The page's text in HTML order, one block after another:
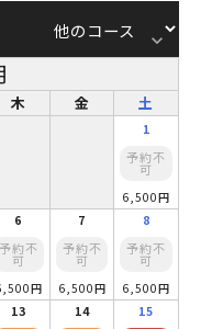
keyboard_arrow_down
木 金 土
1
予約不
可
6,500円
6
予約不
可
円
7
予約不
可
6,500円
8
予約不
可
6,500円
13 14 15